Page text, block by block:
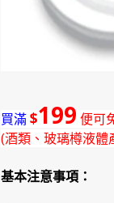
買滿$199 便可
(酒類、玻璃樽液體
基本注意事項：